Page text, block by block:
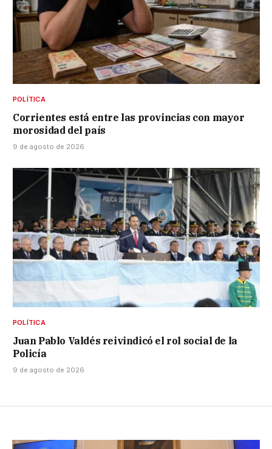
POLÍTICA
Corrientes está entre las provincias con mayor
morosidad del país
9 de agosto de 2026
POLÍTICA
Juan Pablo Valdés reivindicó el rol social de la
Policía
9 de agosto de 2026